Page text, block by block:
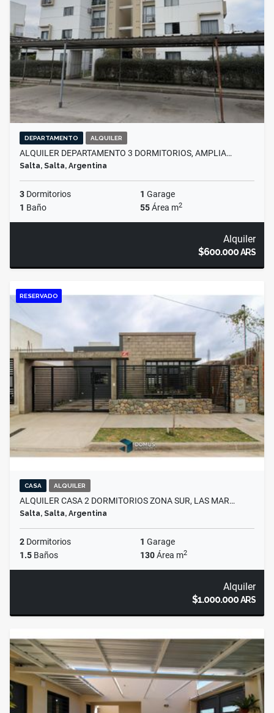
DEPARTAMENTO ALQUILER
ALQUILER DEPARTAMENTO 3 DORMITORIOS, AMPLIA…
Salta, Salta, Argentina
3 Dormitorios 1 Garage
1 Baño 55Área m2
Alquiler
$600.000ARS
RESERVADO
CASA ALQUILER
ALQUILER CASA 2 DORMITORIOS ZONA SUR, LAS MAR…
Salta, Salta, Argentina
2 Dormitorios 1 Garage
1.5 Baños 130Área m2
Alquiler
$1.000.000ARS